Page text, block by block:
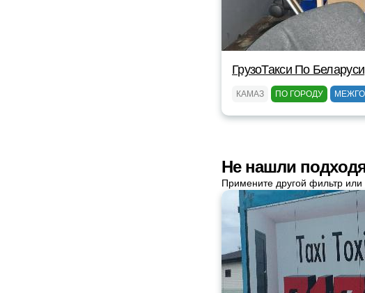
ГрузоТакси По Беларуси
КАМАЗ ПО ГОРОДУ
Не нашли
Примените другой фильтр